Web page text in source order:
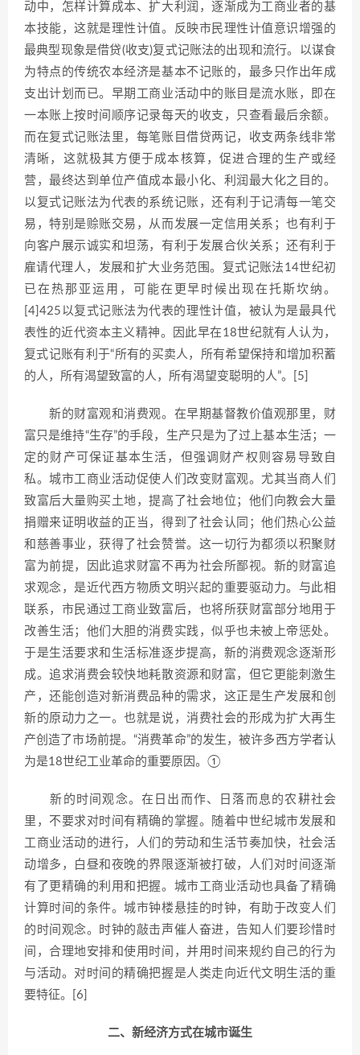
动中，怎样计算成本、扩大利润，逐渐成为工商业者的基
本技能，这就是理性计值。反映市民理性计值意识增强的
最典型现象是借贷(收支)复式记账法的出现和流行。以谋食
为特点的传统农本经济是基本不记账的，最多只作出年成
支出计划而已。早期工商业活动中的账目是流水账，即在
一本账上按时间顺序记录每天的收支，只查看最后余额。
而在复式记账法里，每笔账目借贷两记，收支两条线非常
清晰，这就极其方便于成本核算，促进合理的生产或经
营，最终达到单位产值成本最小化、利润最大化之目的。
以复式记账法为代表的系统记账，还有利于记清每一笔交
易，特别是赊账交易，从而发展一定信用关系；也有利于
向客户展示诚实和坦荡，有利于发展合伙关系；还有利于
雇请代理人，发展和扩大业务范围。复式记账法14世纪初
已在热那亚运用，可能在更早时候出现在托斯坎纳。
[4]425以复式记账法为代表的理性计值，被认为是最具代
表性的近代资本主义精神。因此早在18世纪就有人认为，
复式记账有利于“所有的买卖人，所有希望保持和增加积蓄
的人，所有渴望致富的人，所有渴望变聪明的人”。[5]
新的财富观和消费观。在早期基督教价值观那里，财
富只是维持“生存”的手段，生产只是为了过上基本生活；一
定的财产可保证基本生活，但强调财产权则容易导致自
私。城市工商业活动促使人们改变财富观。尤其当商人们
致富后大量购买土地，提高了社会地位；他们向教会大量
捐赠来证明收益的正当，得到了社会认同；他们热心公益
和慈善事业，获得了社会赞誉。这一切行为都须以积聚财
富为前提，因此追求财富不再为社会所鄙视。新的财富追
求观念，是近代西方物质文明兴起的重要驱动力。与此相
联系，市民通过工商业致富后，也将所获财富部分地用于
改善生活；他们大胆的消费实践，似乎也未被上帝惩处。
于是生活要求和生活标准逐步提高，新的消费观念逐渐形
成。追求消费会较快地耗散资源和财富，但它更能刺激生
产，还能创造对新消费品种的需求，这正是生产发展和创
新的原动力之一。也就是说，消费社会的形成为扩大再生
产创造了市场前提。“消费革命”的发生，被许多西方学者认
为是18世纪工业革命的重要原因。①
新的时间观念。在日出而作、日落而息的农耕社会
里，不要求对时间有精确的掌握。随着中世纪城市发展和
工商业活动的进行，人们的劳动和生活节奏加快，社会活
动增多，白昼和夜晚的界限逐渐被打破，人们对时间逐渐
有了更精确的利用和把握。城市工商业活动也具备了精确
计算时间的条件。城市钟楼悬挂的时钟，有助于改变人们
的时间观念。时钟的敲击声催人奋进，告知人们要珍惜时
间，合理地安排和使用时间，并用时间来规约自己的行为
与活动。对时间的精确把握是人类走向近代文明生活的重
要特征。[6]
二、新经济方式在城市诞生